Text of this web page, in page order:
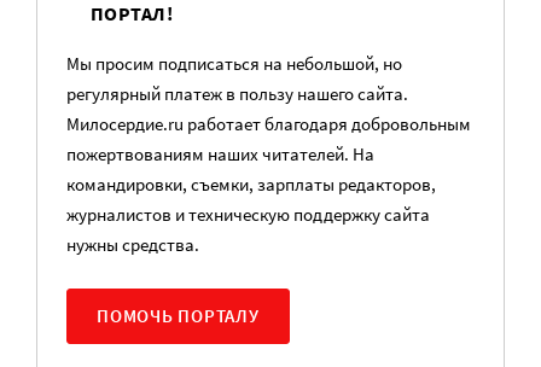
ПОРТАЛ!
Мы просим подписаться на небольшой, но
регулярный платеж в пользу нашего сайта.
Милосердие.ru работает благодаря добровольным
пожертвованиям наших читателей. На
командировки, съемки, зарплаты редакторов,
журналистов и техническую поддержку сайта
нужны средства.
ПОМОЧЬ ПОРТАЛУ